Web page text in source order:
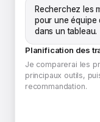
Recherchez les
pour une équipe
dans un tableau.
Planification des
Je comparerai les
principaux outils,
recommandation.